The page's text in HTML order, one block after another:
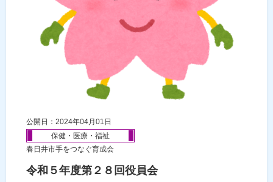
公開日：2024年04月01日
保健・医療・福祉
春日井市手をつなぐ育成会
令和５年度第２８回役員会